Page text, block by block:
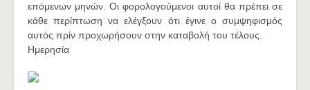
επόμενων μηνών. Οι φορολογούμενοι αυτοί θα πρέπει σε
κάθε περίπτωση να ελέγξουν ότι έγινε ο συμψηφισμός
αυτός πρίν προχωρήσουν στην καταβολή του τέλους.
Ημερησία